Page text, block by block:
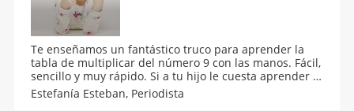
Te enseñamos un fantástico truco para aprender la
tabla de multiplicar del número 9 con las manos. Fácil,
sencillo y muy rápido. Si a tu hijo le cuesta aprender la
tabla del número nueve, enséñales el método de
multiplicar con las manos, que te contamos en este
Estefanía Esteban, Periodista